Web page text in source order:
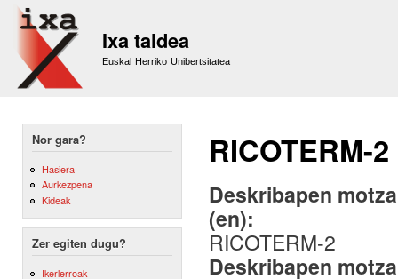
Ixa taldea
Euskal Herriko Unibertsitatea
Nor gara?
Hasiera
Aurkezpena
Kideak
Zer egiten dugu?
Ikerlerroak
RICOTERM-2
Deskribapen
(en):
RICOTERM-2
Deskribapen